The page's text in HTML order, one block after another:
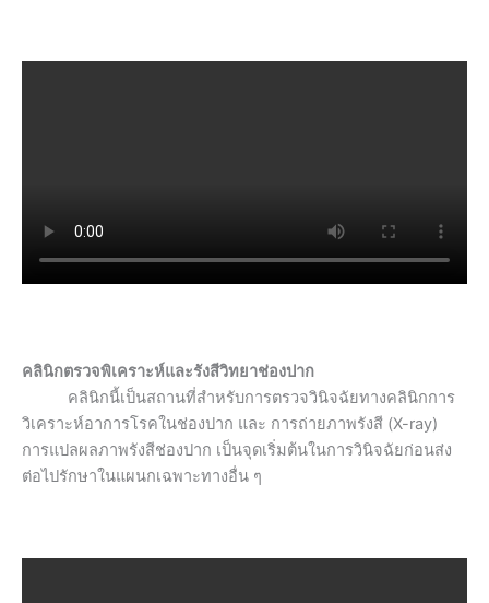
คลินิกตรวจพิเคราะห์และรังสีวิทยาช่องปาก
คลินิกนี้เป็นสถานที่สำหรับการตรวจวินิจฉัยทางคลินิกการ
วิเคราะห์อาการโรคในช่องปาก และ การถ่ายภาพรังสี (X-ray)
การแปลผลภาพรังสีช่องปาก เป็นจุดเริ่มต้นในการวินิจฉัยก่อนส่ง
ต่อไปรักษาในแผนกเฉพาะทางอื่น ๆ